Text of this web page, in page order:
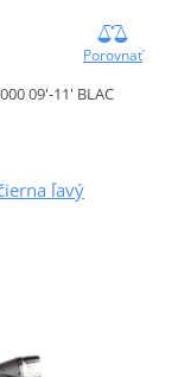
Porovnať
09'-11' BLAC
ľavý